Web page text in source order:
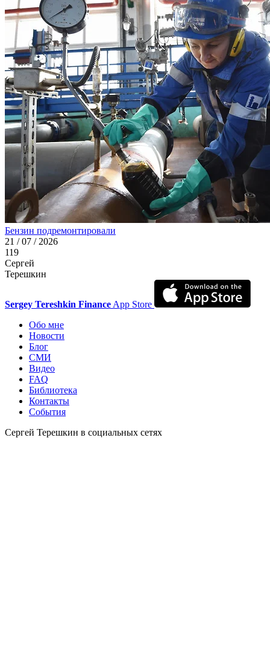
Бензин подремонтировали
21 / 07 / 2026
119
Сергей
Терешкин
Sergey Tereshkin Finance App Store
Обо мне
Новости
Блог
СМИ
Видео
FAQ
Библиотека
Контакты
События
Сергей Терешкин в социальных сетях